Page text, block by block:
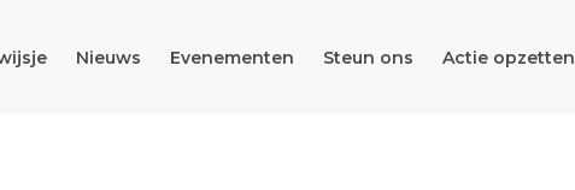
Nieuws Evenementen Steun ons Actie opzetten